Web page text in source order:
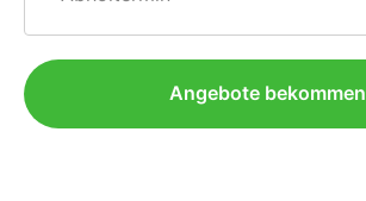
Angebote bekommen